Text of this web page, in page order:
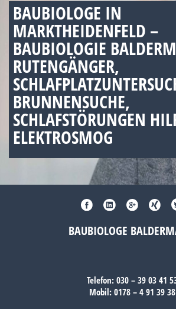
BAUBIOLOGE IN
MARKTHEIDENFELD –
BAUBIOLOGIE
RUTENGÄNGER,
BRUNNENSUCHE,
SCHLAFSTÖRUNGEN
ELEKTROSMOG
BAUBIOLOGE
Telefon: 030 – 39 03 41
Mobil: 0178 – 4 91 39 38